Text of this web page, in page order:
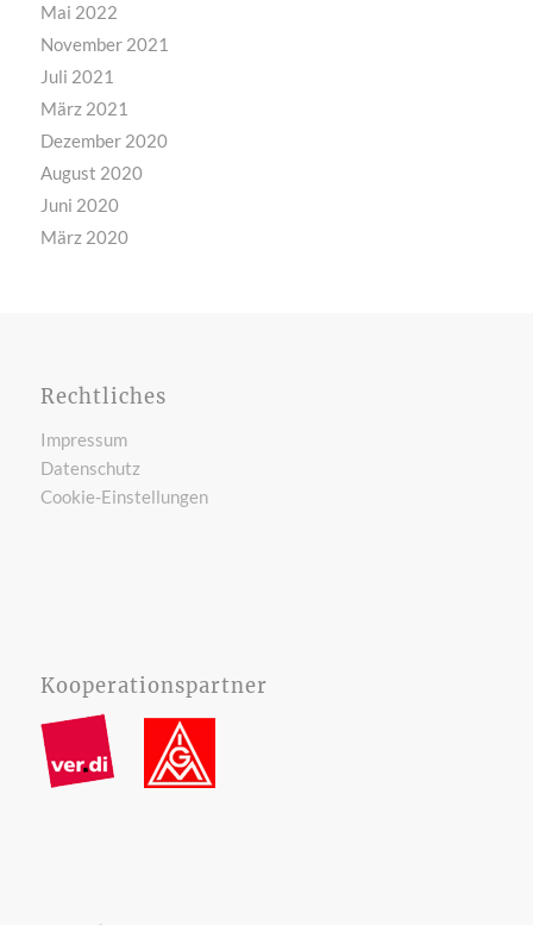
Mai 2022
November 2021
Juli 2021
März 2021
Dezember 2020
August 2020
Juni 2020
März 2020
Rechtliches
Impressum
Datenschutz
Cookie-Einstellungen
Kooperationspartner